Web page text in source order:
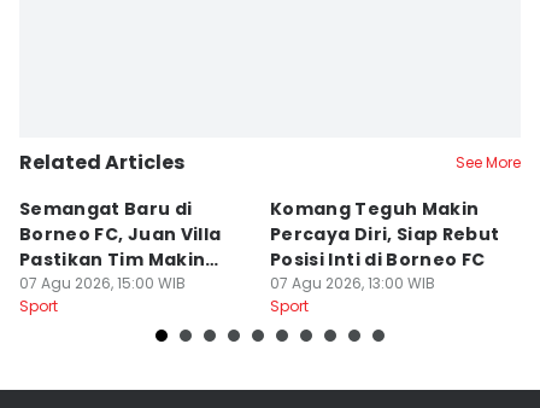
Related Articles See More
Semangat Baru di
Borneo FC, Juan Villa
Pastikan Tim Makin
Kompak
07 Agu 2026, 15:00 WIB
Sport
Komang Teguh Makin
Percaya Diri, Siap Rebut
Posisi Inti di Borneo FC
07 Agu 2026, 13:00 WIB
Sport